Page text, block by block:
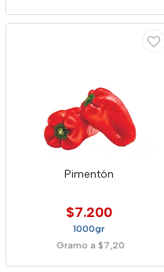
Pimentón
$7.200
1000gr
Gramo a $7,20